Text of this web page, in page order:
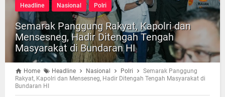
Headline Nasional Polri
Semarak Panggung Rakyat, Kapolri dan
Mensesneg, Hadir Ditengah Tengah
Masyarakat di Bundaran HI
Home Headline Nasional Polri
Semarak Panggung
Rakyat, Kapolri dan Mensesneg, Hadir Ditengah Tengah Masyarakat di
Bundaran HI